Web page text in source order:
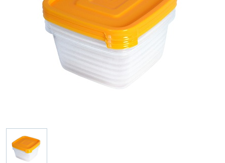
Товары для отдыха
Водоснабжение и полив
Пруды и бассейны
Спецодежда
Все для автолюбителей
Снегоуборочный инвентарь и реагенты